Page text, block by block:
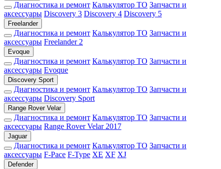
Диагностика и ремонт Калькулятор ТО Запчасти и
аксессуары Discovery 3 Discovery 4 Discovery 5
Freelander
Диагностика и ремонт Калькулятор ТО Запчасти и
аксессуары Freelander 2
Evoque
Диагностика и ремонт Калькулятор ТО Запчасти и
аксессуары Evoque
Discovery Sport
Диагностика и ремонт Калькулятор ТО Запчасти и
аксессуары Discovery Sport
Range Rover Velar
Диагностика и ремонт Калькулятор ТО Запчасти и
аксессуары Range Rover Velar 2017
Jaguar
Диагностика и ремонт Калькулятор ТО Запчасти и
аксессуары F-Pace F-Type XE XF XJ
Defender